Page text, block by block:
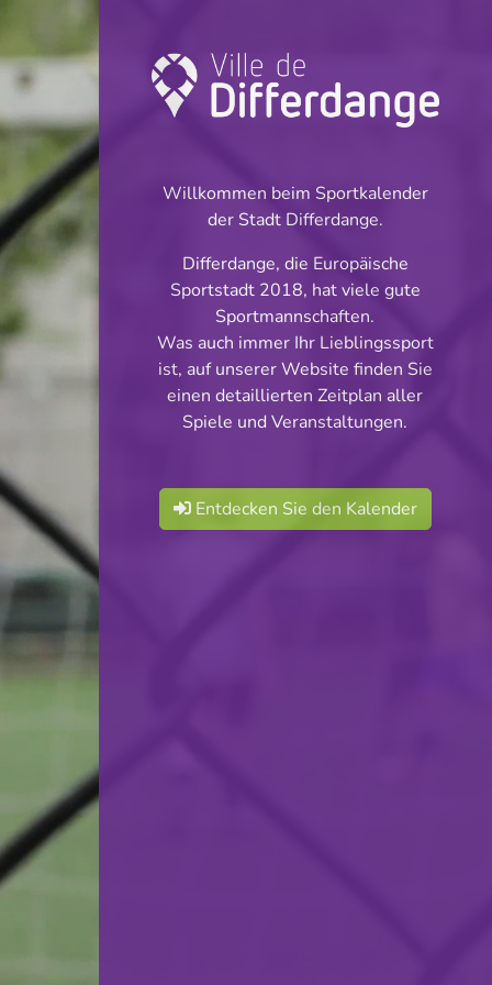
Coupe: Football
INFOS
05.09.2025
20:00
Stade des Mineurs
Teilen
Coupe de
Luxembourg - tour 1
Willkommen beim Sportkalender
der Stadt Differdange.
Differdange, die Europäische
Sportstadt 2018, hat viele gute
Sportmannschaften.
Was auch immer Ihr Lieblingssport
ist, auf unserer Website finden Sie
einen detaillierten Zeitplan aller
Spiele und Veranstaltungen.
Entdecken Sie den Kalender